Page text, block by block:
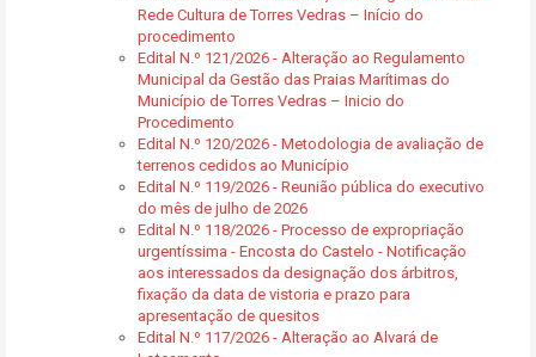
Rede Cultura de Torres Vedras – Início do
procedimento
Edital N.º 121/2026 - Alteração ao Regulamento
Municipal da Gestão das Praias Marítimas do
Município de Torres Vedras – Inicio do
Procedimento
Edital N.º 120/2026 - Metodologia de avaliação de
terrenos cedidos ao Município
Edital N.º 119/2026 - Reunião pública do executivo
do mês de julho de 2026
Edital N.º 118/2026 - Processo de expropriação
urgentíssima - Encosta do Castelo - Notificação
aos interessados da designação dos árbitros,
fixação da data de vistoria e prazo para
apresentação de quesitos
Edital N.º 117/2026 - Alteração ao Alvará de